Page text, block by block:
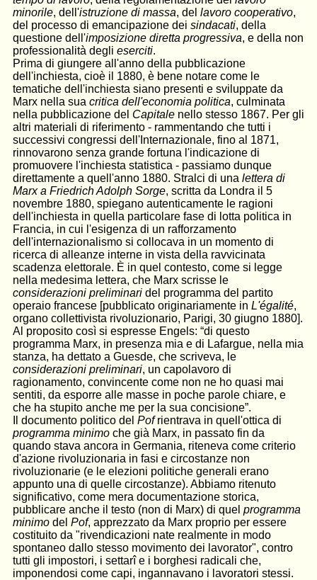
minorile, dell'istruzione di massa, del lavoro cooperativo,
del processo di emancipazione dei sindacati, della
questione dell'imposizione diretta progressiva, e della non
professionalità degli eserciti.
Prima di giungere all'anno della pubblicazione
dell'inchiesta, cioè il 1880, è bene notare come le
tematiche dell'inchiesta siano presenti e sviluppate da
Marx nella sua critica dell'economia politica, culminata
nella pubblicazione del Capitalenello stesso 1867. Per gli
altri materiali di riferimento - rammentando che tutti i
successivi congressi dell'Internazionale, fino al 1871,
rinnovarono senza grande fortuna l'indicazione di
promuovere l'inchiesta statistica - passiamo dunque
direttamente a quell'anno 1880. Stralci di una lettera di
Marx a Friedrich Adolph Sorge, scritta da Londra il 5
novembre 1880, spiegano autenticamente le ragioni
dell'inchiesta in quella particolare fase di lotta politica in
Francia, in cui l'esigenza di un rafforzamento
dell'internazionalismo si collocava in un momento di
ricerca di alleanze interne in vista della ravvicinata
scadenza elettorale. È in quel contesto, come si legge
nella medesima lettera, che Marx scrisse le
considerazioni preliminaridel programma del partito
operaio francese [pubblicato originariamente in L'égalité,
organo collettivista rivoluzionario, Parigi, 30 giugno 1880].
Al proposito così si espresse Engels: “di questo
programma Marx, in presenza mia e di Lafargue, nella mia
stanza, ha dettato a Guesde, che scriveva, le
considerazioni preliminari, un capolavoro di
ragionamento, convincente come non ne ho quasi mai
sentiti, da esporre alle mas­se in poche parole chiare, e
che ha stupito anche me per la sua concisione”.
Il documento politico del Pofrientrava in quell'ottica di
programma minimo che già Marx, in passato fin da
quando stava ancora in Germania, riteneva come criterio
d'azione rivoluzionaria in fasi e circostanze non
rivoluzionarie (e le elezioni politiche generali erano
appunto una di quelle circostanze). Abbiamo ritenuto
significativo, come mera documentazione storica,
pubblicare anche il testo (non di Marx) di quel programma
minimodel Pof, apprezzato da Marx proprio per essere
costituito da "rivendicazioni nate realmente in modo
spontaneo dallo stesso movimento dei lavorator", contro
tutti gli impostori, i settarî e i borghesi radicali che,
imponendosi come capi, ingannavano i lavoratori stessi.